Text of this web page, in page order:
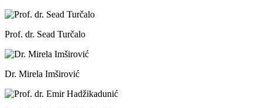
Prof. dr. Sead Turčalo
Dr. Mirela Imširović